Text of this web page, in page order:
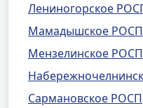
Лениногорское
Мамадышское РОСП
Мензелинское РОСП
Сармановское РОСП